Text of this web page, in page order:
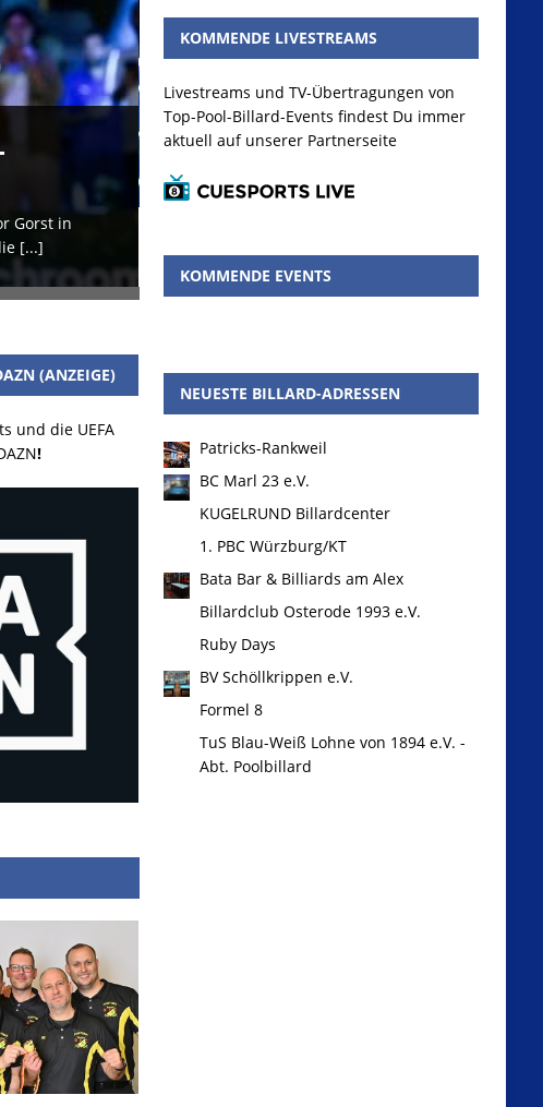
Gorst in
[...]
Spitzky und Kaplan sorgen
Marco Spitzky und Ina Kaplan haben bei den
(ANZEIGE)
und die UEFA
!
KOMMENDE LIVESTREAMS
Livestreams und TV-Übertragungen von
Top-Pool-Billard-Events findest Du immer
aktuell auf unserer Partnerseite
KOMMENDE EVENTS
NEUESTE BILLARD-ADRESSEN
Patricks-Rankweil
BC Marl 23 e.V.
KUGELRUND Billardcenter
1. PBC Würzburg/KT
Bata Bar & Billiards am Alex
Billardclub Osterode 1993 e.V.
Ruby Days
BV Schöllkrippen e.V.
Formel 8
TuS Blau-Weiß Lohne von 1894 e.V. -
Abt. Poolbillard